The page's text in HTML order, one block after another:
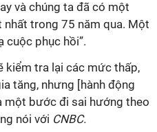
và chúng ta đã có một
trong 75 năm qua. Một
cuộc phục hồi”.
kiểm tra lại các mức thấp,
tăng, nhưng [hành động
một bước đi sai hướng theo
nói với CNBC.